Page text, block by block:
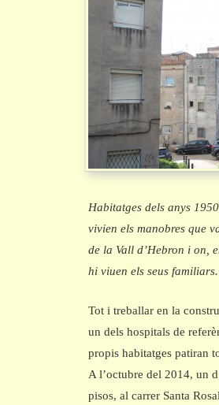
Habitatges dels anys
vivien els manobres que
de la Vall d’Hebron i on,
hi viuen els seus familiars.
Tot i treballar en la
un dels hospitals de
propis habitatges patiran
A l’octubre del 2014, un
pisos, al carrer Santa